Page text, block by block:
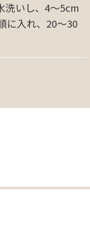
洗いし、4～5cm
に入れ、20～30